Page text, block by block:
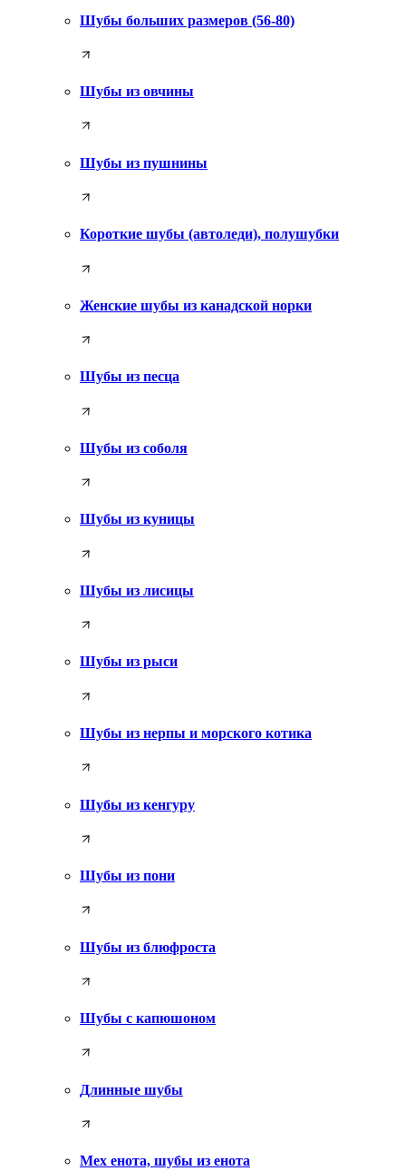
Шубы больших размеров (56-80)
Шубы из овчины
Шубы из пушнины
Короткие шубы (автоледи), полушубки
Женские шубы из канадской норки
Шубы из песца
Шубы из соболя
Шубы из куницы
Шубы из лисицы
Шубы из рыси
Шубы из нерпы и морского котика
Шубы из кенгуру
Шубы из пони
Шубы из блюфроста
Шубы с капюшоном
Длинные шубы
Мех енота, шубы из енота